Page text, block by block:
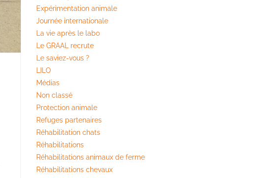
Expérimentation animale
Journée internationale
La vie après le labo
Le GRAAL recrute
Le saviez-vous ?
LILO
Médias
Non classé
Protection animale
Refuges partenaires
Réhabilitation chats
Réhabilitations
Réhabilitations animaux de ferme
Réhabilitations chevaux